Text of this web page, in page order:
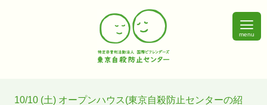
menu
10/10 (土) オープンハウス(東京自殺防止センターの紹